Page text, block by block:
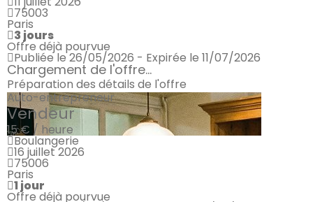
75003
Paris
3 jours
Offre déjà pourvue
Publiée le 26/05/2026 - Expirée le 11/07/2026
Chargement de l'offre...
Préparation des détails de l'offre
Auto-entrepreneur
Vendeur
15 € / heure
Boulangerie
16 juillet 2026
75006
Paris
1 jour
Offre déjà pourvue